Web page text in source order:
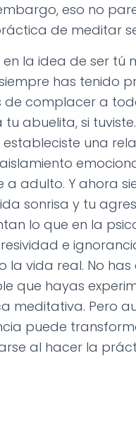
eso no
de meditar
la idea de ser tú
has tenido
complacer a
abuelita, si
una
adulto. Y ahora
sonrisa y tu
lo que en la
e
la vida real. No
que hayas
meditativa. Pero
puede
al hacer la